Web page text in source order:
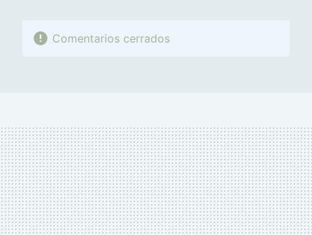
Comentarios cerrados